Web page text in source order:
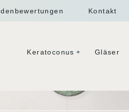
Kontakt
Keratoconus Gläser